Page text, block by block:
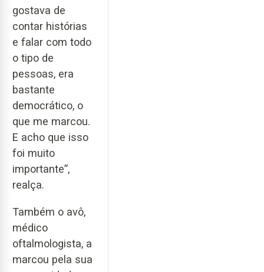
gostava de
contar histórias
e falar com todo
o tipo de
pessoas, era
bastante
democrático, o
que me marcou.
E acho que isso
foi muito
importante”,
realça.
Também o avô,
médico
oftalmologista, a
marcou pela sua